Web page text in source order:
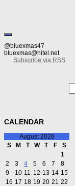
@bluexmas47
bluexmas@hitel.net
Subscribe via RSS
CALENDAR
August 2026
S
M T W T F
S
1
2
3 4 5 6 7
8
9
10 11 12 13 14 15
16 17 18 19 20 21 22